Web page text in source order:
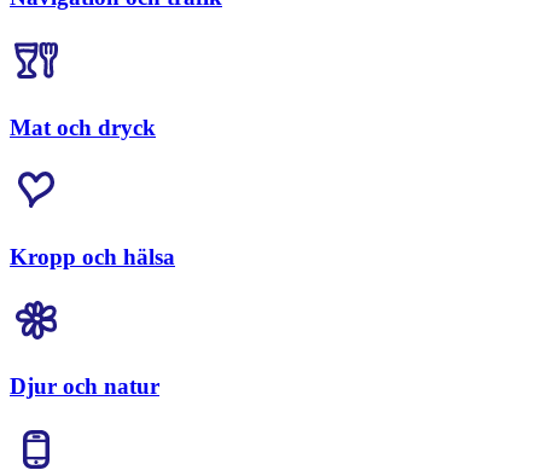
Mat och dryck
Kropp och hälsa
Djur och natur